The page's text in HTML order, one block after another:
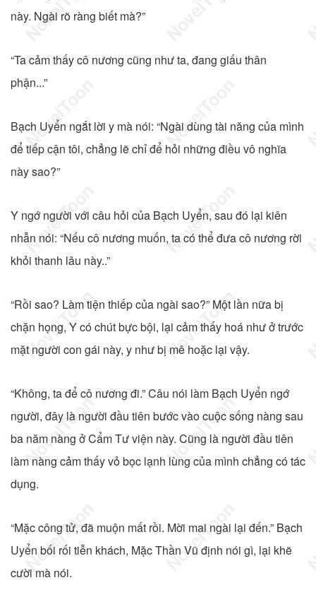
này. Ngài rõ ràng biết mà?”
“Ta cảm thấy cô nương cũng như ta, đang giấu thân
phận...”
Bạch Uyển ngắt lời y mà nói: “Ngài dùng tài năng của mình
để tiếp cận tôi, chẳng lẽ chỉ để hỏi những điều vô nghĩa
này sao?”
Y ngớ người với câu hỏi của Bạch Uyển, sau đó lại kiên
nhẫn nói: “Nếu cô nương muốn, ta có thể đưa cô nương rời
khỏi thanh lâu này..”
“Rồi sao? Làm tiện thiếp của ngài sao?” Một lần nữa bị
chặn họng, Y có chút bực bội, lại cảm thấy hoá như ở trước
mặt người con gái này, y như bị mê hoặc lại vậy.
“Không, ta để cô nương đi.” Câu nói làm Bạch Uyển ngớ
người, đây là người đầu tiên bước vào cuộc sống nàng sau
ba năm nàng ở Cẩm Tư viện này. Cũng là người đầu tiên
làm nàng cảm thấy vỏ bọc lạnh lùng của mình chẳng có tác
dụng.
“Mặc công tử, đã muộn mất rồi. Mời mai ngài lại đến.” Bạch
Uyển bối rối tiễn khách, Mặc Thần Vũ định nói gì, lại khẽ
cười mà nói.